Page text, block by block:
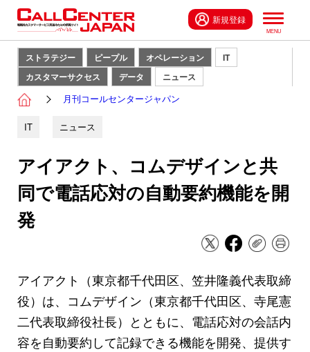
新規登録
ストラテジー ピープル オペレーション
IT
カスタマーサクセス
データ ニュース
月刊コールセンタージャパン
IT ニュース
アイアクト、コムデザインと共
同で電話応対の自動要約機能を開
発
アイアクト（東京都千代田区、笠井隆義代表取締
役）は、コムデザイン（東京都千代田区、寺尾憲
二代表取締役社長）とともに、電話応対の会話内
容を自動要約して記録できる機能を開発、提供す